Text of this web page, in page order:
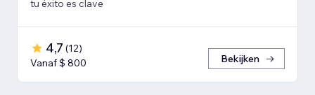
tu éxito es clave
4,7 (12)
Vanaf $ 800
Bekijken